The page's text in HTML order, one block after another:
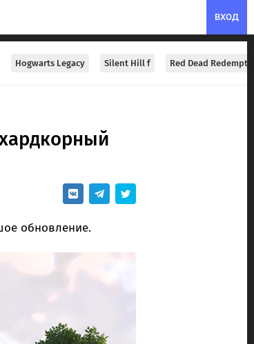
ВХОД
Hogwarts Legacy Silent Hill f Red Dead
обновление.